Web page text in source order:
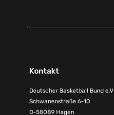
Kontakt
Deutscher Basketball Bund e.V
Schwanenstraße 6-10
D-58089 Hagen